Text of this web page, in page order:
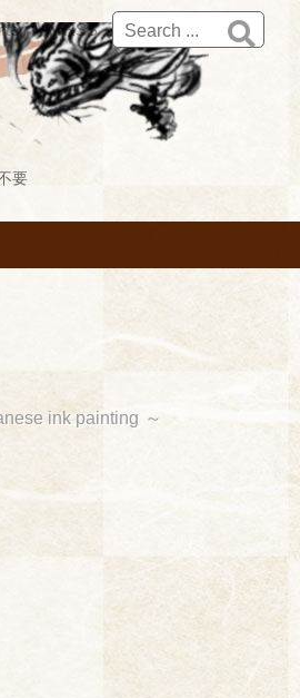
要
RSS
ink painting